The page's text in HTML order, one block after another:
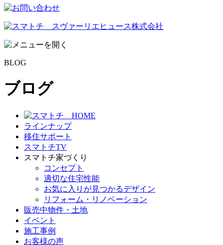
BLOG
ブログ
ラインナップ
移住サポート
スマトチTV
スマトチ家づくり
コンセプト
適切な住宅性能
お気に入りが見つかるデザイン
リフォーム・リノベーション
販売中物件・土地
イベント
施工事例
お客様の声